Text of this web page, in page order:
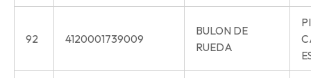
92 4120001739009
BULON DE
RUEDA